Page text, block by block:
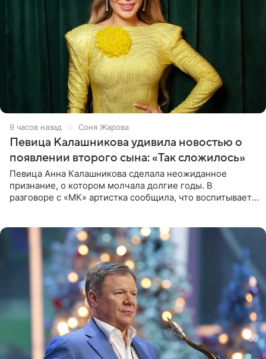
9 часов назад Соня Жарова
Певица Калашникова удивила новостью о
появлении второго сына: «Так сложилось»
Певица Анна Калашникова сделала неожиданное
признание, о котором молчала долгие годы. В
разговоре с «МК» артистка сообщила, что воспитывает